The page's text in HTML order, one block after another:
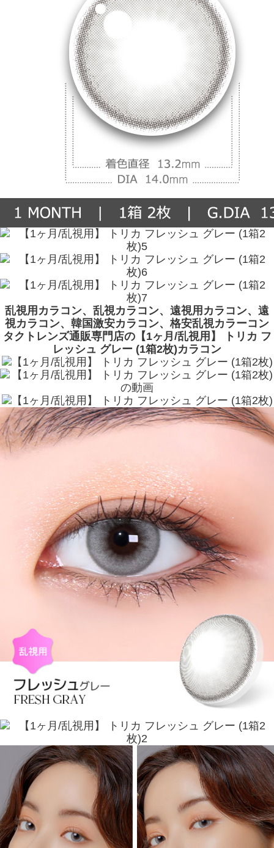
乱視用カラコン、乱視カラコン、遠視用カラコン、遠
視カラコン、韓国激安カラコン、格安乱視カラーコン
タクトレンズ通販専門店の【1ヶ月/乱視用】 トリカ フ
レッシュ グレー (1箱2枚)カラコン